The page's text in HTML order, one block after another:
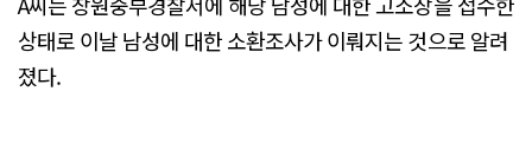
상태로 이날 남성에 대한 소환조사가 이뤄지는 것으로 알려
졌다.